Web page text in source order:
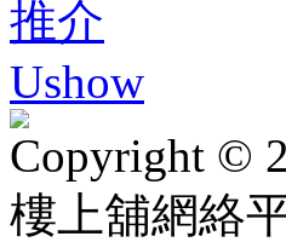
推介
Ushow
Copyright ©
樓上舖網絡